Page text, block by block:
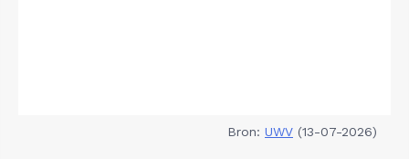
Bron: UWV (13-07-2026)